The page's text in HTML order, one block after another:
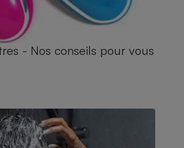
- Nos conseils pour vous